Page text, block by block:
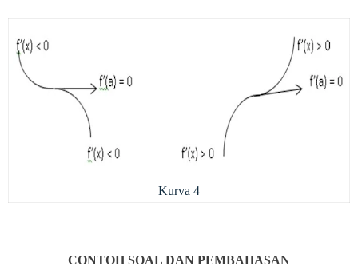
Kurva 4
CONTOH SOAL DAN PEMBAHASAN